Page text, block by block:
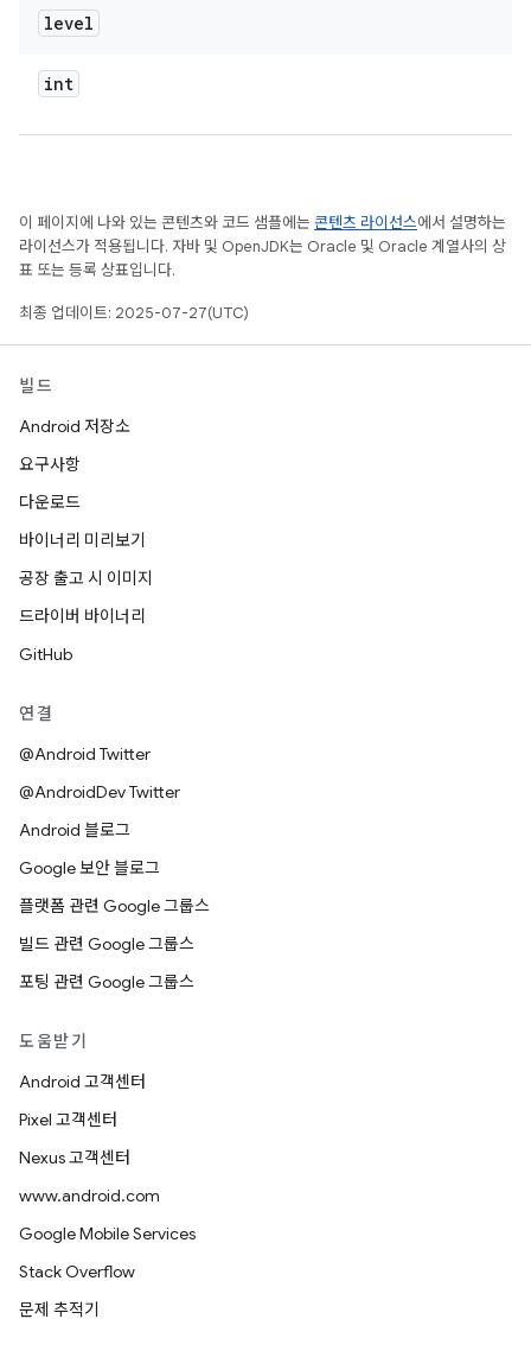
level
int
이 페이지에 나와 있는 콘텐츠와 코드 샘플에는 콘텐츠 라이선스에서 설명하는
라이선스가 적용됩니다. 자바 및 OpenJDK는 Oracle 및 Oracle 계열사의 상
표 또는 등록 상표입니다.
최종 업데이트: 2025-07-27(UTC)
빌드
Android 저장소
요구사항
다운로드
바이너리 미리보기
공장 출고 시 이미지
드라이버 바이너리
GitHub
연결
@Android Twitter
@AndroidDev Twitter
Android 블로그
Google 보안 블로그
플랫폼 관련 Google 그룹스
빌드 관련 Google 그룹스
포팅 관련 Google 그룹스
도움받기
Android 고객센터
Pixel 고객센터
Nexus 고객센터
www.android.com
Google Mobile Services
Stack Overflow
문제 추적기